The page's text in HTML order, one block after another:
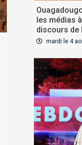
les médias
discours de
mardi le 4